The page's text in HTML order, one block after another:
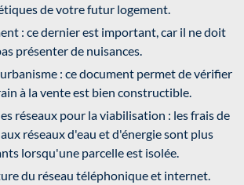
de votre futur logement.
: ce dernier est important, car il ne doit
présenter de nuisances.
: ce document permet de vérifier
à la vente est bien constructible.
réseaux pour la viabilisation : les frais de
réseaux d'eau et d'énergie sont plus
lorsqu'une parcelle est isolée.
du réseau téléphonique et internet.